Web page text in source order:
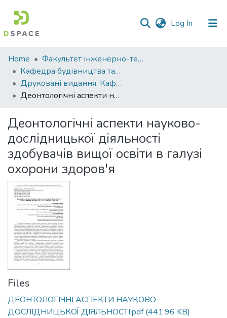
Log In (current)
Communities
&
Collections
All of DSpace
Statistics
Home
Факультет інженерно-технологічний
Кафедра будівництва та професійної освіти
Друковані видання. Кафедра будівництва та професійної освіти
Деонтологічні аспекти науково-дослідницької діяльності здобувачів вищої освіти в галузі охорони здоров'я
Деонтологічні аспекти науково-
дослідницької діяльності
здобувачів вищої освіти в галузі
охорони здоров'я
Files
ДЕОНТОЛОГІЧНІ АСПЕКТИ НАУКОВО-
ДОСЛІДНИЦЬКОЇ ДІЯЛЬНОСТІ.pdf(441.96 KB)